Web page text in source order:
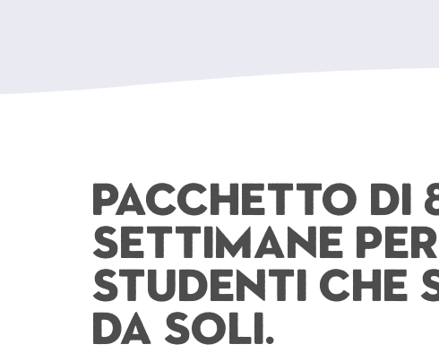
Pacchetto di
settimane per
studenti che
da soli.